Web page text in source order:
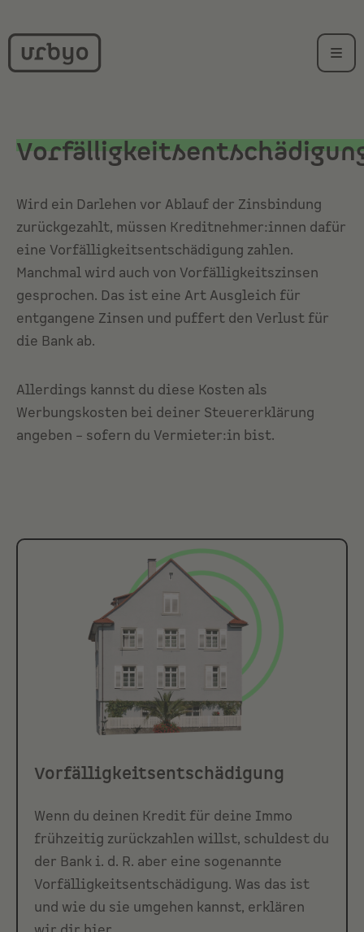
Wird ein Darlehen vor Ablauf der Zinsbindung
zurückgezahlt, müssen Kreditnehmer:innen dafür
eine Vorfälligkeitsentschädigung zahlen.
Manchmal wird auch von Vorfälligkeitszinsen
gesprochen. Das ist eine Art Ausgleich für
entgangene Zinsen und puffert den Verlust für
die Bank ab.
Allerdings kannst du diese Kosten als
Werbungskosten bei deiner Steuererklärung
angeben – sofern du Vermieter:in bist.
Vorfälligkeitsentschädigung
Wenn du deinen Kredit für deine Immo
frühzeitig zurückzahlen willst, schuldest du
der Bank i. d. R. aber eine sogenannte
Vorfälligkeitsentschädigung. Was das ist
und wie du sie umgehen kannst, erklären